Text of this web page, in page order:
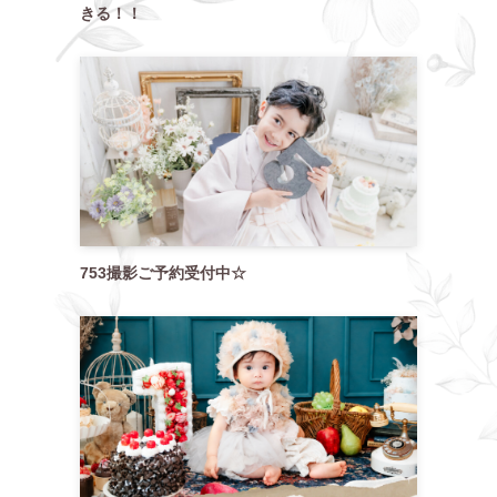
きる！！
753撮影ご予約受付中☆